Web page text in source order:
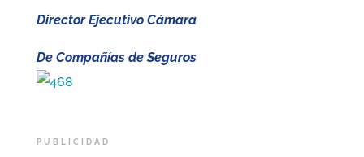
Director Ejecutivo Cámara
De Compañías de Seguros